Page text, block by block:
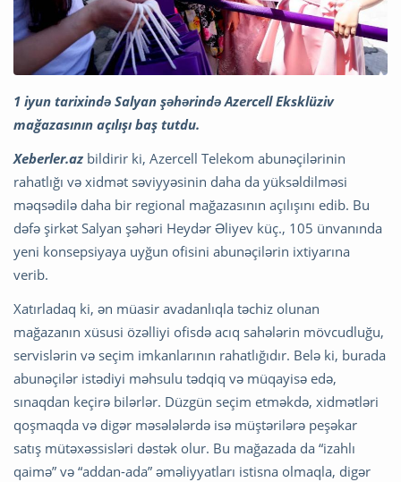
1 iyun tarixində Salyan şəhərində Azercell Eksklüziv
mağazasının açılışı baş tutdu.
Xeberler.az bildirir ki, Azercell Telekom abunəçilərinin
rahatlığı və xidmət səviyyəsinin daha da yüksəldilməsi
məqsədilə daha bir regional mağazasının açılışını edib. Bu
dəfə şirkət Salyan şəhəri Heydər Əliyev küç., 105 ünvanında
yeni konsepsiyaya uyğun ofisini abunəçilərin ixtiyarına
verib.
Xatırladaq ki, ən müasir avadanlıqla təchiz olunan
mağazanın xüsusi özəlliyi ofisdə acıq sahələrin mövcudluğu,
servislərin və seçim imkanlarının rahatlığıdır. Belə ki, burada
abunəçilər istədiyi məhsulu tədqiq və müqayisə edə,
sınaqdan keçirə bilərlər. Düzgün seçim etməkdə, xidmətləri
qoşmaqda və digər məsələlərdə isə müştərilərə peşəkar
satış mütəxəssisləri dəstək olur. Bu mağazada da “izahlı
qaimə” və “addan-ada” əməliyyatları istisna olmaqla, digər